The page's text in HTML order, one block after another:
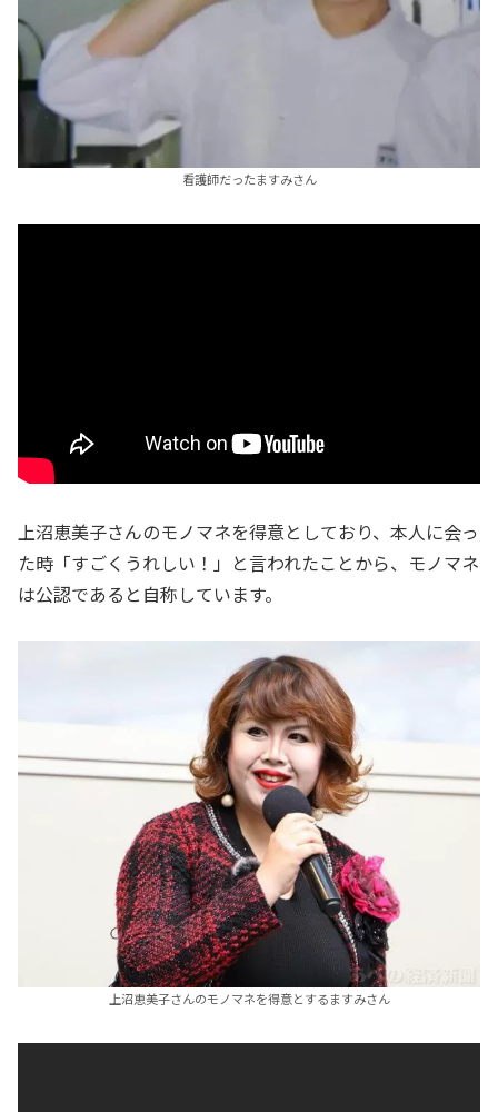
看護師だったますみさん
上沼恵美子さんのモノマネを得意としており、本人に会っ
た時「すごくうれしい！」と言われたことから、モノマネ
は公認であると自称しています。
上沼恵美子さんのモノマネを得意とするますみさん